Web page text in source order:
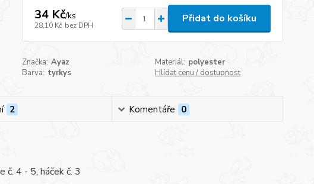
34 Kč/ks
28,10 Kč bez DPH
Přidat do košíku
Značka: Ayaz Materiál: polyester
Barva: tyrkys Hlídat cenu / dostupnost
2 Komentáře 0
4 - 5, háček č. 3